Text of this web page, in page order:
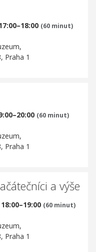
(60 minut)
Praha 1
(60 minut)
Praha 1
a výše
(60 minut)
Praha 1